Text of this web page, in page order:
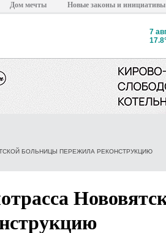
Дом мечты Новые законы и инициативы
7
БОЛЬНИЦЫ ПЕРЕЖИЛА РЕКОНСТРУКЦИЮ